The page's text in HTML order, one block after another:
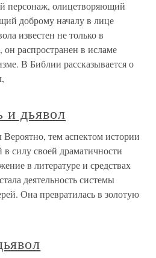
персонаж, олицетворяющий
доброму началу в лице
известен не только в
распространен в исламе
В Библии рассказывается о
и дьявол
тем аспектом истории
в силу своей драматичности
в литературе и средствах
деятельность системы
Она превратилась в золотую